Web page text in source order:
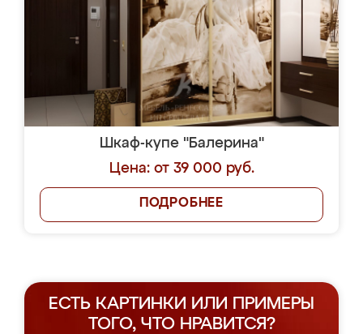
Шкаф-купе "Балерина"
Цена: от 39 000 руб.
ПОДРОБНЕЕ
ЕСТЬ КАРТИНКИ ИЛИ ПРИМЕРЫ
ТОГО, ЧТО НРАВИТСЯ?